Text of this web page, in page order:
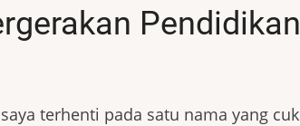
terhenti pada satu nama yang